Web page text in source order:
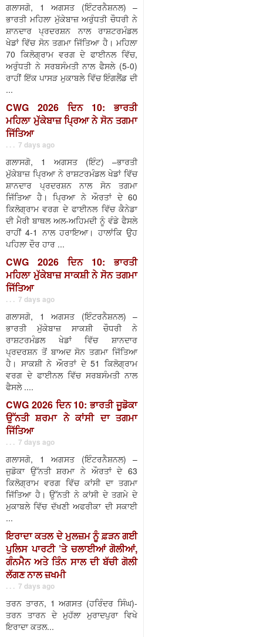
ਗਲਾਸਗੋ, 1 ਅਗਸਤ (ਇੰਟਰਨੈਸ਼ਨਲ) –
ਭਾਰਤੀ ਮਹਿਲਾ ਮੁੱਕੇਬਾਜ਼ ਅਰੁੰਧਤੀ ਚੌਧਰੀ ਨੇ
ਸ਼ਾਨਦਾਰ ਪ੍ਰਦਰਸ਼ਨ ਨਾਲ ਰਾਸ਼ਟਰਮੰਡਲ
ਖੇਡਾਂ ਵਿੱਚ ਸੋਨ ਤਗਮਾ ਜਿੱਤਿਆ ਹੈ। ਮਹਿਲਾ
70 ਕਿਲੋਗ੍ਰਾਮ ਵਰਗ ਦੇ ਫਾਈਨਲ ਵਿੱਚ,
ਅਰੁੰਧਤੀ ਨੇ ਸਰਬਸੰਮਤੀ ਨਾਲ ਫੈਸਲੇ (5-0)
ਰਾਹੀਂ ਇੱਕ ਪਾਸੜ ਮੁਕਾਬਲੇ ਵਿੱਚ ਇੰਗਲੈਂਡ ਦੀ
...
CWG 2026 ਦਿਨ 10: ਭਾਰਤੀ
ਮਹਿਲਾ ਮੁੱਕੇਬਾਜ਼ ਪ੍ਰਿਆ ਨੇ ਸੋਨ ਤਗਮਾ
ਜਿੱਤਿਆ
. . . 7 days ago
ਗਲਾਸਗੋ, 1 ਅਗਸਤ (ਇੰਟ) –ਭਾਰਤੀ
ਮੁੱਕੇਬਾਜ਼ ਪ੍ਰਿਆ ਨੇ ਰਾਸ਼ਟਰਮੰਡਲ ਖੇਡਾਂ ਵਿੱਚ
ਸ਼ਾਨਦਾਰ ਪ੍ਰਦਰਸ਼ਨ ਨਾਲ ਸੋਨ ਤਗਮਾ
ਜਿੱਤਿਆ ਹੈ। ਪ੍ਰਿਆ ਨੇ ਔਰਤਾਂ ਦੇ 60
ਕਿਲੋਗ੍ਰਾਮ ਵਰਗ ਦੇ ਫਾਈਨਲ ਵਿੱਚ ਕੈਨੇਡਾ
ਦੀ ਮੈਰੀ ਬਾਥਲ ਅਲ-ਅਹਿਮਦੀ ਨੂੰ ਵੰਡੇ ਫੈਸਲੇ
ਰਾਹੀਂ 4-1 ਨਾਲ ਹਰਾਇਆ। ਹਾਲਾਂਕਿ ਉਹ
ਪਹਿਲਾ ਦੌਰ ਹਾਰ ...
CWG 2026 ਦਿਨ 10: ਭਾਰਤੀ
ਮਹਿਲਾ ਮੁੱਕੇਬਾਜ਼ ਸਾਕਸ਼ੀ ਨੇ ਸੋਨ ਤਗਮਾ
ਜਿੱਤਿਆ
. . . 7 days ago
ਗਲਾਸਗੋ, 1 ਅਗਸਤ (ਇੰਟਰਨੈਸ਼ਨਲ) –
ਭਾਰਤੀ ਮੁੱਕੇਬਾਜ਼ ਸਾਕਸ਼ੀ ਚੌਧਰੀ ਨੇ
ਰਾਸ਼ਟਰਮੰਡਲ ਖੇਡਾਂ ਵਿੱਚ ਸ਼ਾਨਦਾਰ
ਪ੍ਰਦਰਸ਼ਨ ਤੋਂ ਬਾਅਦ ਸੋਨ ਤਗਮਾ ਜਿੱਤਿਆ
ਹੈ। ਸਾਕਸ਼ੀ ਨੇ ਔਰਤਾਂ ਦੇ 51 ਕਿਲੋਗ੍ਰਾਮ
ਵਰਗ ਦੇ ਫਾਈਨਲ ਵਿੱਚ ਸਰਬਸੰਮਤੀ ਨਾਲ
ਫੈਸਲੇ ....
CWG 2026 ਦਿਨ 10: ਭਾਰਤੀ ਜੂਡੋਕਾ
ਉੱਨਤੀ ਸ਼ਰਮਾ ਨੇ ਕਾਂਸੀ ਦਾ ਤਗਮਾ
ਜਿੱਤਿਆ
. . . 7 days ago
ਗਲਾਸਗੋ, 1 ਅਗਸਤ (ਇੰਟਰਨੈਸ਼ਨਲ) –
ਜੁਡੋਕਾ ਉੱਨਤੀ ਸ਼ਰਮਾ ਨੇ ਔਰਤਾਂ ਦੇ 63
ਕਿਲੋਗ੍ਰਾਮ ਵਰਗ ਵਿੱਚ ਕਾਂਸੀ ਦਾ ਤਗਮਾ
ਜਿੱਤਿਆ ਹੈ। ਉੱਨਤੀ ਨੇ ਕਾਂਸੀ ਦੇ ਤਗਮੇ ਦੇ
ਮੁਕਾਬਲੇ ਵਿੱਚ ਦੱਖਣੀ ਅਫਰੀਕਾ ਦੀ ਸਕਾਈ
...
ਇਰਾਦਾ ਕਤਲ ਦੇ ਮੁਲਜ਼ਮ ਨੂੰ ਫ਼ੜਨ ਗਈ
ਪੁਲਿਸ ਪਾਰਟੀ ’ਤੇ ਚਲਾਈਆਂ ਗੋਲੀਆਂ,
ਗੰਨਮੈਨ ਅਤੇ ਤਿੰਨ ਸਾਲ ਦੀ ਬੱਚੀ ਗੋਲੀ
ਲੱਗਣ ਨਾਲ ਜ਼ਖਮੀ
. . . 7 days ago
ਤਰਨ ਤਾਰਨ, 1 ਅਗਸਤ (ਹਰਿੰਦਰ ਸਿੰਘ)-
ਤਰਨ ਤਾਰਨ ਦੇ ਮੁਹੱਲਾ ਮੁਰਾਦਪੁਰਾ ਵਿਖੇ
ਇਰਾਦਾ ਕਤਲ...